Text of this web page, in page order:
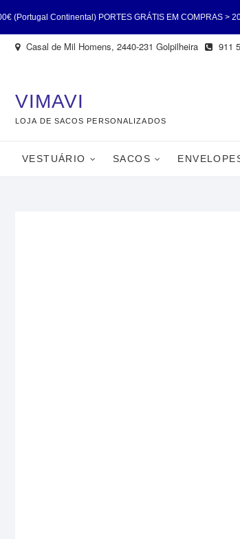
PORTES GRÁTIS EM COMPRAS > 200€ (Portugal
Continental) PORTES GRÁTIS EM COMPRAS > 200€
Skip Casal de Mil Homens, 2440-231 Golpilheira 911
VIMAVI
LOJA DE SACOS PERSONALIZADOS
VESTUÁRIO SACOS